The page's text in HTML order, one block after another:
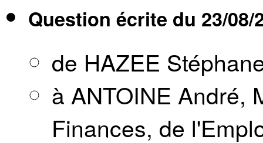
Question écrite du 23/08/
de HAZEE
à ANTOINE André,
Finances, de